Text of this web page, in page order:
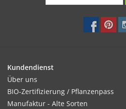
Kundendienst
Über uns
BIO-Zertifizierung / Pflanzenpass
Manufaktur - Alte Sorten